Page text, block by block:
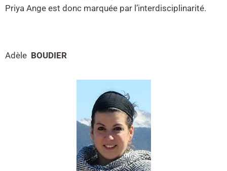
Priya Ange est donc marquée par l’interdisciplinarité.
Adèle BOUDIER